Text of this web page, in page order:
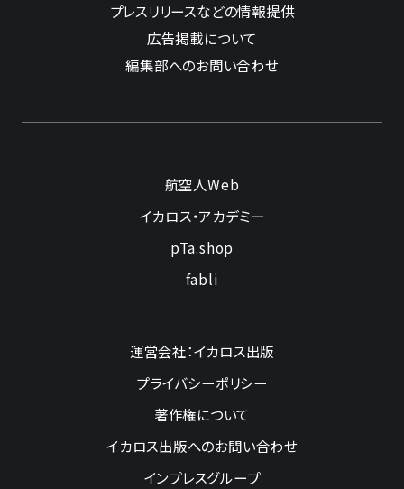
プレスリリースなどの情報提供
広告掲載について
編集部へのお問い合わせ
航空人Web
イカロス・アカデミー
pTa.shop
fabli
運営会社：イカロス出版
プライバシーポリシー
著作権について
イカロス出版へのお問い合わせ
インプレスグループ